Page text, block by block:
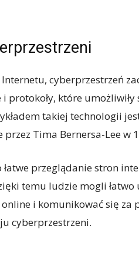
cyberprzestrzeń
protokoły, które
takiej technologii
przez Tima Bernersa-Lee w
łatwe przeglądanie stron
temu ludzie mogli
online i komunikować się za
cyberprzestrzeni.